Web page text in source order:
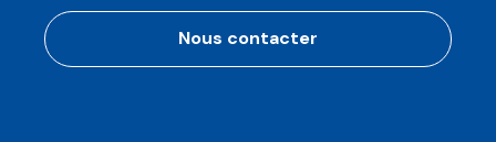
Nous contacter